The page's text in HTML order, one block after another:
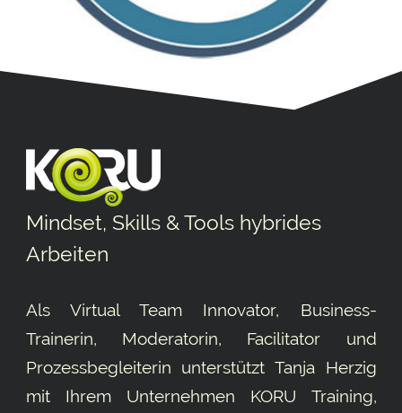
Mindset, Skills & Tools hybrides
Arbeiten
Als Virtual Team Innovator, Business-
Trainerin, Moderatorin, Facilitator und
Prozessbegleiterin unterstützt Tanja Herzig
mit Ihrem Unternehmen KORU Training,